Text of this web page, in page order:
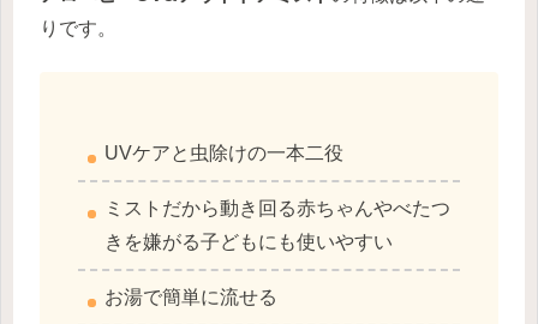
りです。
UVケアと虫除けの一本二役
ミストだから動き回る赤ちゃんやべたつ
きを嫌がる子どもにも使いやすい
お湯で簡単に流せる